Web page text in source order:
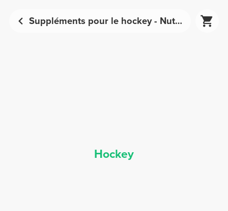
Suppléments pour le hockey - Nutrition sportive | Prozis
Hockey